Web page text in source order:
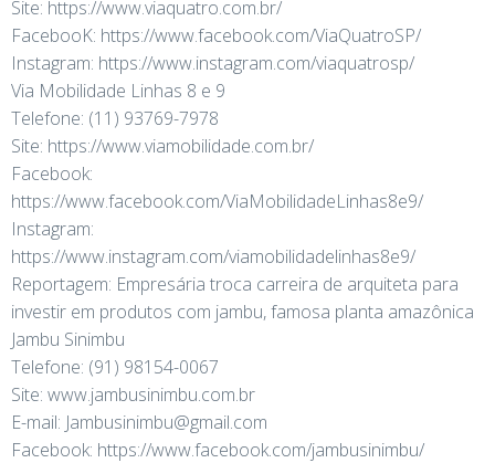
Site: https://www.viaquatro.com.br/
FacebooK: https://www.facebook.com/ViaQuatroSP/
Instagram: https://www.instagram.com/viaquatrosp/
Via Mobilidade Linhas 8 e 9
Telefone: (11) 93769-7978
Site: https://www.viamobilidade.com.br/
Facebook:
https://www.facebook.com/ViaMobilidadeLinhas8e9/
Instagram:
https://www.instagram.com/viamobilidadelinhas8e9/
Reportagem: Empresária troca carreira de arquiteta para
investir em produtos com jambu, famosa planta amazônica
Jambu Sinimbu
Telefone: (91) 98154-0067
Site: www.jambusinimbu.com.br
E-mail: Jambusinimbu@gmail.com
Facebook: https://www.facebook.com/jambusinimbu/